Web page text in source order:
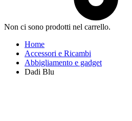
Non ci sono prodotti nel carrello.
Home
Accessori e Ricambi
Abbigliamento e gadget
Dadi Blu